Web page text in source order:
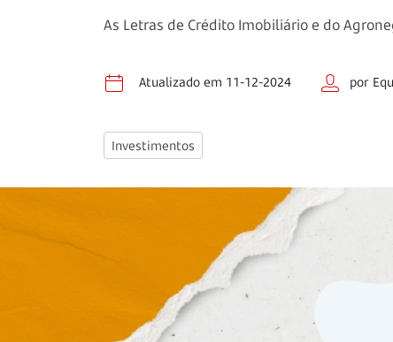
As Letras de Crédito Imobiliário e do
Atualizado em 11-12-2024 por
Investimentos